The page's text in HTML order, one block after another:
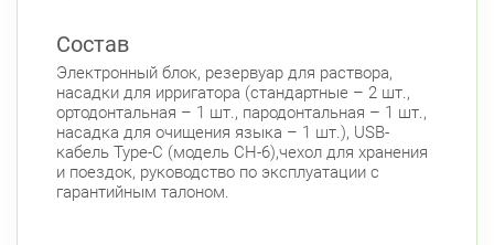
Состав
Электронный блок, резервуар для раствора,
насадки для ирригатора (стандартные – 2 шт.,
ортодонтальная – 1 шт., пародонтальная – 1 шт.,
насадка для очищения языка – 1 шт.), USB-
кабель Type-C (модель СH-6),чехол для хранения
и поездок, руководство по эксплуатации с
гарантийным талоном.